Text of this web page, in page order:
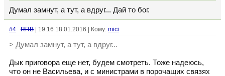
Думал замнут, а тут, а вдруг... Дай то бог.
#4 RRB | 19:16 18.01.2016 | Кому: mici
> Думал замнут, а тут, а вдруг...
Дык приговора еще нет, будем смотреть. Тоже надеюсь,
что он не Васильева, и с министрами в порочащих связях